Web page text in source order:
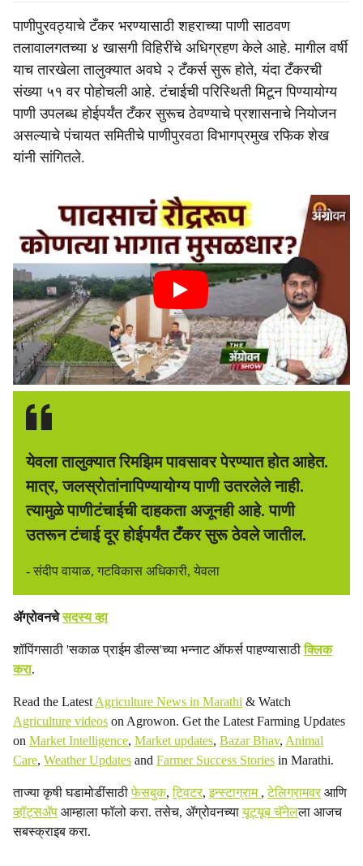
पाणीपुरवठ्याचे टँकर भरण्यासाठी शहराच्या पाणी साठवण
तलावालगतच्या ४ खासगी विहिरींचे अधिग्रहण केले आहे. मागील वर्षी
याच तारखेला तालुक्यात अवघे २ टँकर्स सुरू होते, यंदा टँकरची
संख्या ५१ वर पोहोचली आहे. टंचाईची परिस्थिती मिटून पिण्यायोग्य
पाणी उपलब्ध होईपर्यंत टँकर सुरूच ठेवण्याचे प्रशासनाचे नियोजन
असल्याचे पंचायत समितीचे पाणीपुरवठा विभागप्रमुख रफिक शेख
यांनी सांगितले.
येवला तालुक्यात रिमझिम पावसावर पेरण्यात होत आहेत.
मात्र, जलस्रोतांनापिण्यायोग्य पाणी उतरलेले नाही.
त्यामुळे पाणीटंचाईची दाहकता अजूनही आहे. पाणी
उतरून टंचाई दूर होईपर्यंत टँकर सुरू ठेवले जातील.
- संदीप वायाळ, गटविकास अधिकारी, येवला
ॲग्रोवनचेसदस्य व्हा
शॉपिंगसाठी 'सकाळ प्राईम डील्स'च्या भन्नाट ऑफर्स पाहण्यासाठीक्लिक
करा.
Read the Latest Agriculture News in Marathi & Watch
Agriculture videos on Agrowon. Get the Latest Farming Updates
on Market Intelligence, Market updates, Bazar Bhav, Animal
Care, Weather Updates and Farmer Success Stories in Marathi.
ताज्या कृषी घडामोडींसाठीफेसबुक,ट्विटर,इन्स्टाग्राम ,टेलिग्रामवरआणि
व्हॉट्सॲप आम्हाला फॉलो करा. तसेच, ॲग्रोवनच्यायूट्यूब चॅनेलला आजच
सबस्क्राइब करा.